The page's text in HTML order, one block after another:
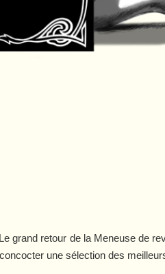
grand retour de la Meneuse de
une sélection des